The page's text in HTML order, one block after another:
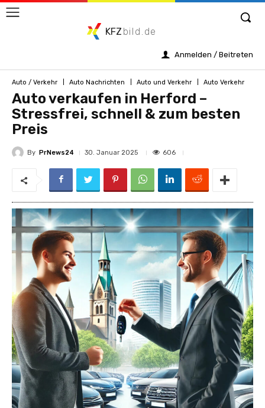
KFZ bild.de
Anmelden / Beitreten
Auto / Verkehr Auto Nachrichten Auto und Verkehr Auto Verkehr
Auto verkaufen in Herford –
Stressfrei, schnell & zum besten
Preis
By PrNews24 30. Januar 2025 606